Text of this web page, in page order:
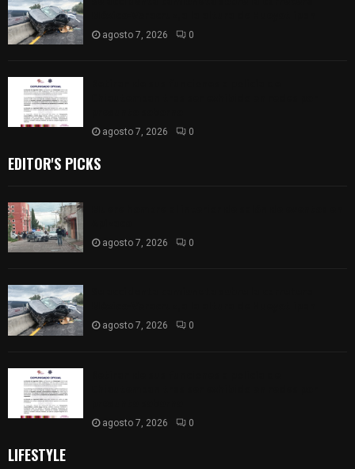
agosto 7, 2026 0
agosto 7, 2026 0
EDITOR'S PICKS
agosto 7, 2026 0
agosto 7, 2026 0
agosto 7, 2026 0
LIFESTYLE